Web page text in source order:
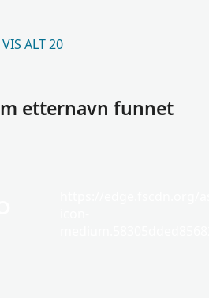
VIS ALT 20
etternavn funnet